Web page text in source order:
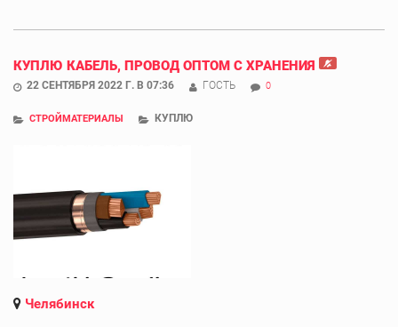
КУПЛЮ КАБЕЛЬ, ПРОВОД ОПТОМ С ХРАНЕНИЯ
22 СЕНТЯБРЯ 2022 Г. В 07:36 ГОСТЬ 0
СТРОЙМАТЕРИАЛЫ КУПЛЮ
Челябинск